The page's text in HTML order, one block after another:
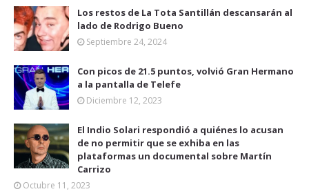
Los restos de La Tota Santillán descansarán al
lado de Rodrigo Bueno
Septiembre 24, 2024
Con picos de 21.5 puntos, volvió Gran Hermano
a la pantalla de Telefe
Diciembre 12, 2023
El Indio Solari respondió a quiénes lo acusan
de no permitir que se exhiba en las
plataformas un documental sobre Martín
Carrizo
Octubre 11, 2023